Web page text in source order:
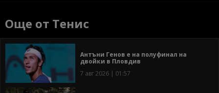
Още от Тенис
Антъни Генов е на полуфинал на
двойки в Пловдив
7 авг 2026 | 01:57